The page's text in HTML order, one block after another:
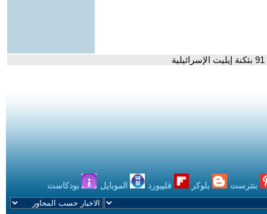
بنترست بلوكر فليبورد الموبايل بودكاست